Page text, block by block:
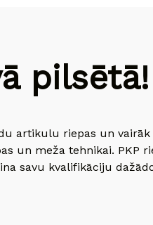
pilsētā!
artikulu riepas un vairāk
un meža tehnikai. PKP
savu kvalifikāciju